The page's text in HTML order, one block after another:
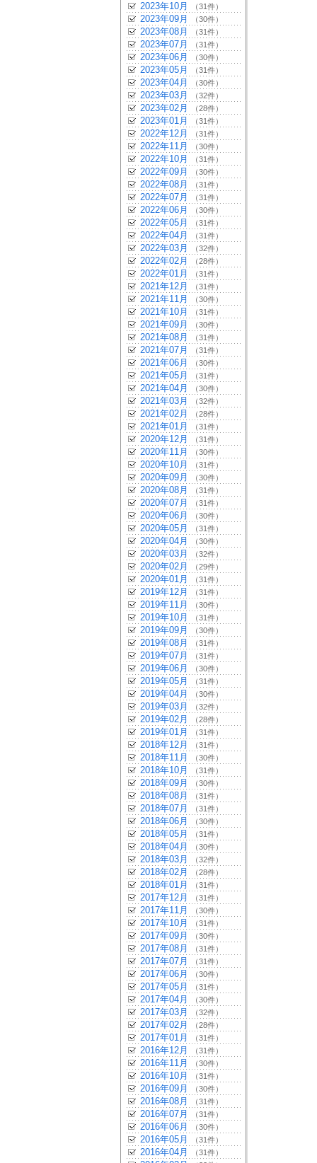
2023年10月 （31件）
2023年09月 （30件）
2023年08月 （31件）
2023年07月 （31件）
2023年06月 （30件）
2023年05月 （31件）
2023年04月 （30件）
2023年03月 （32件）
2023年02月 （28件）
2023年01月 （31件）
2022年12月 （31件）
2022年11月 （30件）
2022年10月 （31件）
2022年09月 （30件）
2022年08月 （31件）
2022年07月 （31件）
2022年06月 （30件）
2022年05月 （31件）
2022年04月 （31件）
2022年03月 （32件）
2022年02月 （28件）
2022年01月 （31件）
2021年12月 （31件）
2021年11月 （30件）
2021年10月 （31件）
2021年09月 （30件）
2021年08月 （31件）
2021年07月 （31件）
2021年06月 （30件）
2021年05月 （31件）
2021年04月 （30件）
2021年03月 （32件）
2021年02月 （28件）
2021年01月 （31件）
2020年12月 （31件）
2020年11月 （30件）
2020年10月 （31件）
2020年09月 （30件）
2020年08月 （31件）
2020年07月 （31件）
2020年06月 （30件）
2020年05月 （31件）
2020年04月 （30件）
2020年03月 （32件）
2020年02月 （29件）
2020年01月 （31件）
2019年12月 （31件）
2019年11月 （30件）
2019年10月 （31件）
2019年09月 （30件）
2019年08月 （31件）
2019年07月 （31件）
2019年06月 （30件）
2019年05月 （31件）
2019年04月 （30件）
2019年03月 （32件）
2019年02月 （28件）
2019年01月 （31件）
2018年12月 （31件）
2018年11月 （30件）
2018年10月 （31件）
2018年09月 （30件）
2018年08月 （31件）
2018年07月 （31件）
2018年06月 （30件）
2018年05月 （31件）
2018年04月 （30件）
2018年03月 （32件）
2018年02月 （28件）
2018年01月 （31件）
2017年12月 （31件）
2017年11月 （30件）
2017年10月 （31件）
2017年09月 （30件）
2017年08月 （31件）
2017年07月 （31件）
2017年06月 （30件）
2017年05月 （31件）
2017年04月 （30件）
2017年03月 （32件）
2017年02月 （28件）
2017年01月 （31件）
2016年12月 （31件）
2016年11月 （30件）
2016年10月 （31件）
2016年09月 （30件）
2016年08月 （31件）
2016年07月 （31件）
2016年06月 （30件）
2016年05月 （31件）
2016年04月 （31件）